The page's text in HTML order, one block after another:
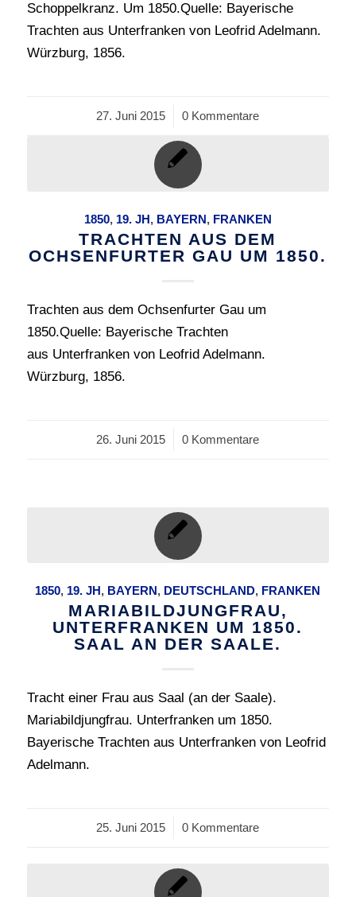
Schoppelkranz. Um 1850.Quelle: Bayerische
Trachten aus Unterfranken von Leofrid Adelmann.
Würzburg, 1856.
27. Juni 2015
/ 0 Kommentare
1850, 19. JH, BAYERN, FRANKEN
TRACHTEN AUS DEM
OCHSENFURTER GAU UM 1850.
Trachten aus dem Ochsenfurter Gau um
1850.Quelle: Bayerische Trachten
aus Unterfranken von Leofrid Adelmann.
Würzburg, 1856.
26. Juni 2015
/ 0 Kommentare
1850, 19. JH, BAYERN, DEUTSCHLAND, FRANKEN
MARIABILDJUNGFRAU,
UNTERFRANKEN UM 1850.
SAAL AN DER SAALE.
Tracht einer Frau aus Saal (an der Saale).
Mariabildjungfrau. Unterfranken um 1850.
Bayerische Trachten aus Unterfranken von Leofrid
Adelmann.
25. Juni 2015
/ 0 Kommentare